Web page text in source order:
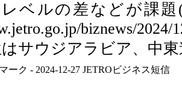
ベルの差などが課
biznews/2024/
はサウジアラビア、中